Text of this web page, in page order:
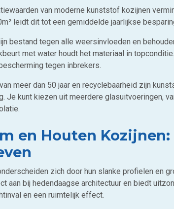
van moderne kunststof kozijnen
leidt dit tot een gemiddelde jaarlijkse
bestand tegen alle weersinvloeden en
met water houdt het materiaal in
tegen inbrekers.
meer dan 50 jaar en recyclebaarheid zijn
Je kunt kiezen uit meerdere glasuitvoeringen,
en Houten
zich door hun slanke profielen en
aan bij hedendaagse architectuur en biedt
en een ruimtelijk effect.